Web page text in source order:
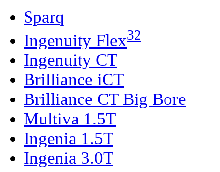
Sparq
Ingenuity Flex32
Ingenuity CT
Brilliance iCT
Brilliance CT Big Bore
Multiva 1.5T
Ingenia 1.5T
Ingenia 3.0T